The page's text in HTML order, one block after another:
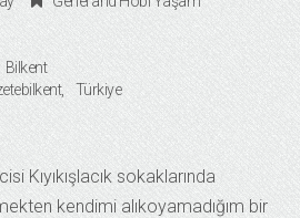
Bilkent
Türkiye
Kıyıkışlacık sokaklarında
kendimi alıkoyamadığım bir